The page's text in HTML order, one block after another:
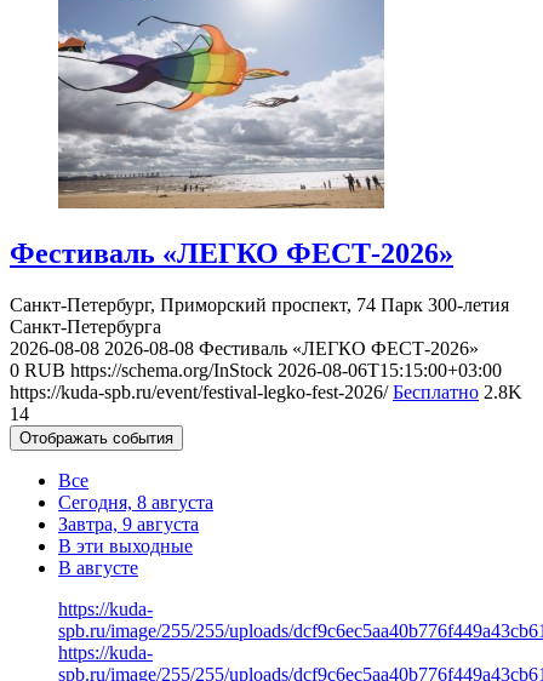
Фестиваль «ЛЕГКО ФЕСТ-2026»
Санкт-Петербург, Приморский проспект, 74 Парк 300-летия
Санкт-Петербурга
2026-08-08 2026-08-08 Фестиваль «ЛЕГКО ФЕСТ-2026»
0 RUB https://schema.org/InStock 2026-08-06T15:15:00+03:00
https://kuda-spb.ru/event/festival-legko-fest-2026/ Бесплатно 2.8K
14
Отображать события
Все
Сегодня, 8 августа
Завтра, 9 августа
В эти выходные
В августе
https://kuda-
spb.ru/image/255/255/uploads/
https://kuda-
spb.ru/image/255/255/uploads/